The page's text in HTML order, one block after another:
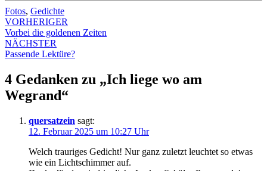
Fotos, Gedichte
Beitrags-
Navigation
VORHERIGER
Vorbei die goldenen Zeiten
NÄCHSTER
Passende Lektüre?
4 Gedanken zu „Ich liege wo am
Wegrand“
quersatzein sagt:
12. Februar 2025 um 10:27 Uhr
Welch trauriges Gedicht! Nur ganz zuletzt leuchtet so etwas
wie ein Lichtschimmer auf.